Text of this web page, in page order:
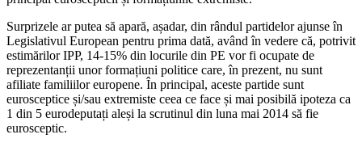
Surprizele ar putea să apară, așadar, din rândul partidelor ajunse în
Legislativul European pentru prima dată, având în vedere că, potrivit
estimărilor IPP, 14-15% din locurile din PE vor fi ocupate de
reprezentanții unor formațiuni politice care, în prezent, nu sunt
afiliate familiilor europene. În principal, aceste partide sunt
eurosceptice și/sau extremiste ceea ce face și mai posibilă ipoteza ca
1 din 5 eurodeputați aleși la scrutinul din luna mai 2014 să fie
eurosceptic.